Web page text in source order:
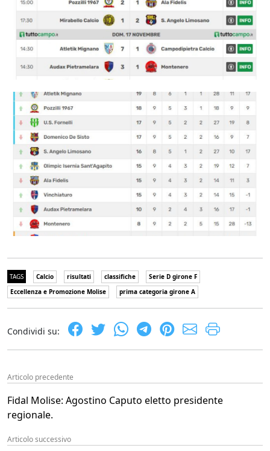
TAGS Calcio risultati classifiche
Serie D girone F
Eccellenza e Promozione Molise
prima categoria girone A
Condividi su:
Articolo precedente
Fidal Molise: Agostino Caputo eletto presidente
regionale.
Articolo successivo